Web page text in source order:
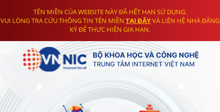
TÊN MIỀN CỦA WEBSITE NÀY ĐÃ HẾT HẠN SỬ DỤNG.
VUI LÒNG TRA CỨU THÔNG TIN TÊN MIỀN TẠI ĐÂYVÀ LIÊN HỆ NHÀ ĐĂNG
KÝ ĐỂ THỰC HIỆN GIA HẠN.